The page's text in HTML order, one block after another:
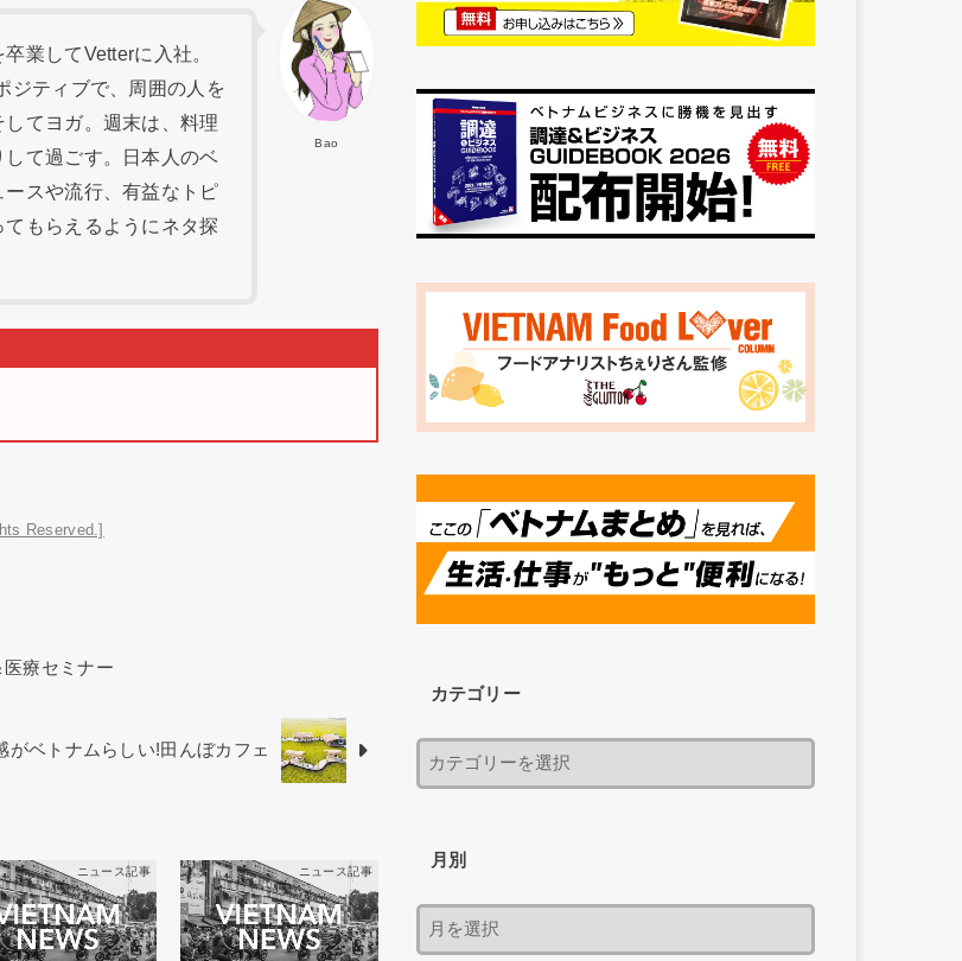
Bao
業してVetterに入社。
ジティブで、周囲の人を
てヨガ。週末は、料理
て過ごす。日本人のベ
スや流行、有益なトピ
もらえるようにネタ探
Reserved.]
医療セミナー
ベトナムらしい!田んぼカフェ
ニュース記事 ニュース記事
カテゴリー
月別